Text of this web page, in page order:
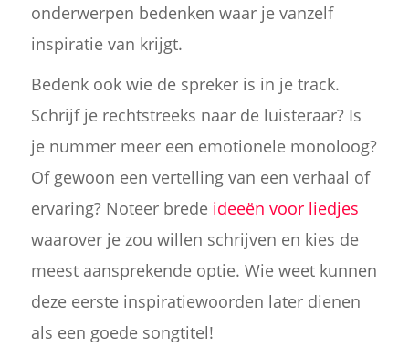
onderwerpen bedenken waar je vanzelf
inspiratie van krijgt.
Bedenk ook wie de spreker is in je track.
Schrijf je rechtstreeks naar de luisteraar? Is
je nummer meer een emotionele monoloog?
Of gewoon een vertelling van een verhaal of
ervaring? Noteer brede ideeën voor liedjes
waarover je zou willen schrijven en kies de
meest aansprekende optie. Wie weet kunnen
deze eerste inspiratiewoorden later dienen
als een goede songtitel!